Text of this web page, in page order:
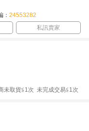
24553282
私訊賣家
未取貨≦1次 未完成交易≦1次